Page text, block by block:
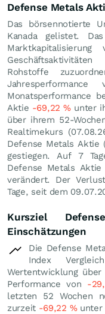
Defense Metals
Das börsennotierte
Kanada gelistet.
Rohstoffe
Monatsperformance
Aktie -69,22%unter
über ihrem 52-
Realtimekurs (
Defense Metals Aktie
gestiegen. Auf 7
Defense Metals Aktie
verändert. Der
Tage, seit dem
Kursziel
Einschätzungen
Die Defense
Index
Wertentwicklung
Performance von -
letzten 52 Wochen
zurzeit -69,22 %unter